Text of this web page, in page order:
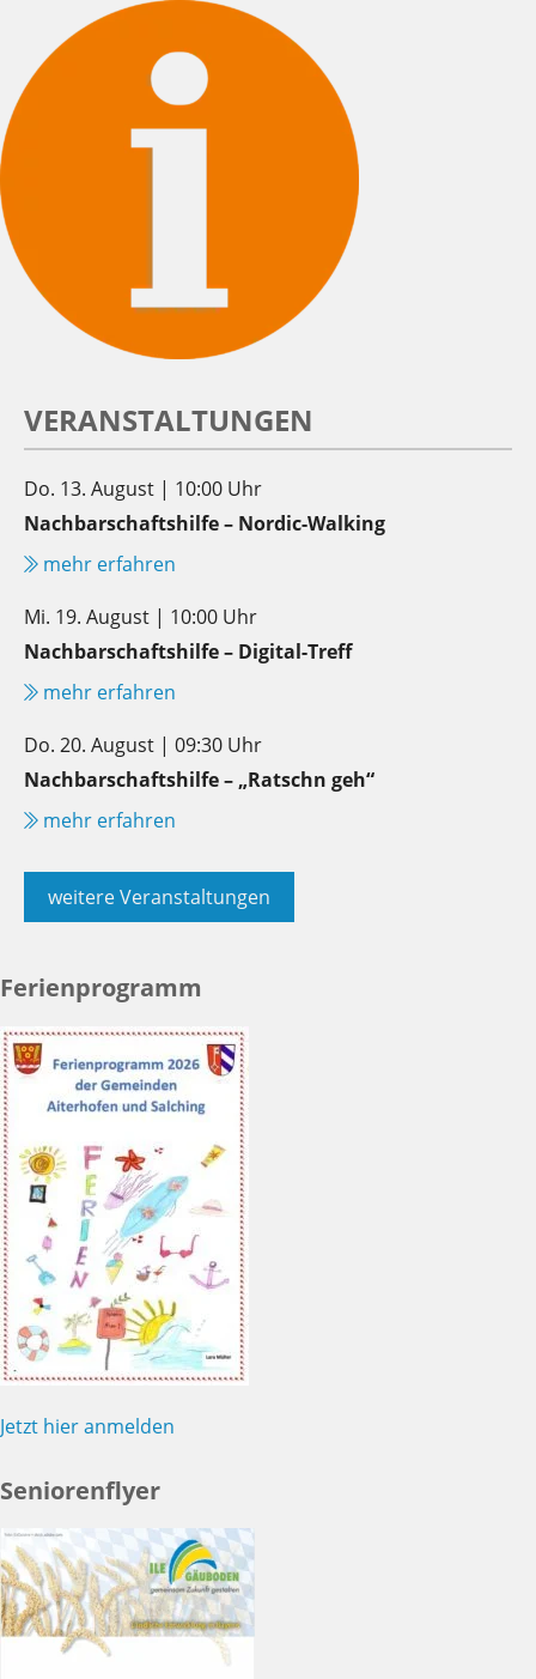
VERANSTALTUNGEN
Do. 13. August | 10:00 Uhr
Nachbarschaftshilfe – Nordic-Walking
mehr erfahren
Mi. 19. August | 10:00 Uhr
Nachbarschaftshilfe – Digital-Treff
mehr erfahren
Do. 20. August | 09:30 Uhr
Nachbarschaftshilfe – „Ratschn geh“
mehr erfahren
weitere Veranstaltungen
Ferienprogramm
Jetzt hier anmelden
Seniorenflyer